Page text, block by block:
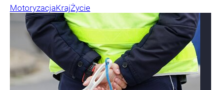
MotoryzacjaKrajŻycie